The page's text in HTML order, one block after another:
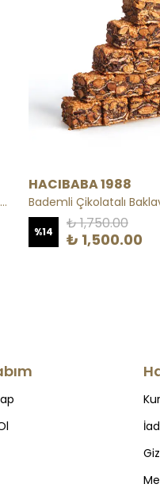
Amour Premium Karışık Lokum - Metal Kutu
HACIBABA 1988
Bademli Çikolatalı
%14 ₺ 1,750.00
₺ 1,500.00